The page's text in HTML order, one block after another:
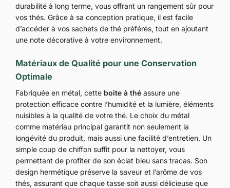
durabilité à long terme, vous offrant un rangement sûr pour
vos thés. Grâce à sa conception pratique, il est facile
d’accéder à vos sachets de thé préférés, tout en ajoutant
une note décorative à votre environnement.
Matériaux de Qualité pour une Conservation
Optimale
Fabriquée en métal, cette boite à thé assure une
protection efficace contre l’humidité et la lumière, éléments
nuisibles à la qualité de votre thé. Le choix du métal
comme matériau principal garantit non seulement la
longévité du produit, mais aussi une facilité d’entretien. Un
simple coup de chiffon suffit pour la nettoyer, vous
permettant de profiter de son éclat bleu sans tracas. Son
design hermétique préserve la saveur et l’arôme de vos
thés, assurant que chaque tasse soit aussi délicieuse que